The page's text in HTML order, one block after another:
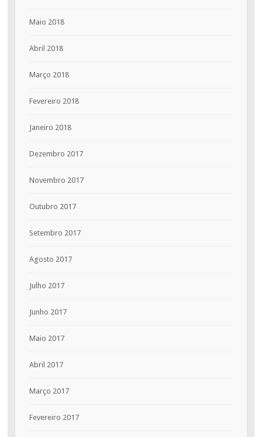
Maio 2018
Abril 2018
Março 2018
Fevereiro 2018
Janeiro 2018
Dezembro 2017
Novembro 2017
Outubro 2017
Setembro 2017
Agosto 2017
Julho 2017
Junho 2017
Maio 2017
Abril 2017
Março 2017
Fevereiro 2017